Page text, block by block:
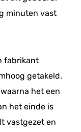
minuten vast
fabrikant
getakeld.
het een
het einde is
vastgezet en